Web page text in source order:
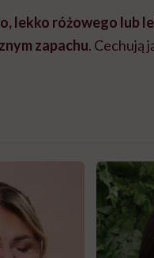
lekko różowego lub
zapachu. Cechują